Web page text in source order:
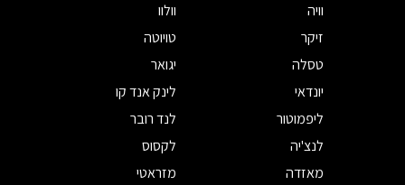
וויה
וולוו
זיקר
טויוטה
טסלה
יגואר
יונדאי
לינק אנד קו
ליפמוטור
לנד רובר
לנצ'יה
לקסוס
מאזדה
מזראטי